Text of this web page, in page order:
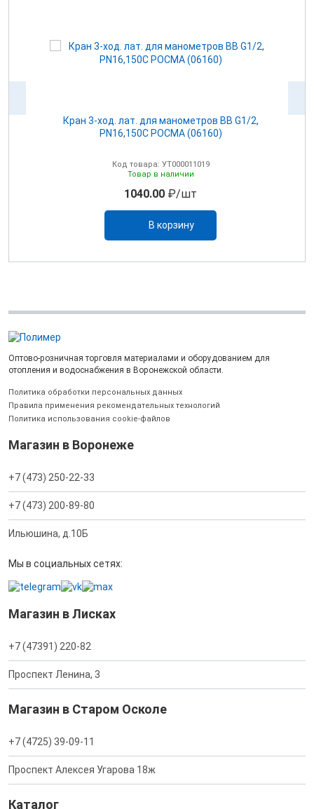
Кран 3-ход. лат. для манометров BB G1/2,
PN16,150C РОСМА (06160)
Код товара: УТ000011019
Товар в наличии
1040.00 ₽/шт
В корзину
Оптово-розничная торговля материалами и оборудованием для
отопления и водоснабжения в Воронежской области.
Политика обработки персональных данных
Правила применения рекомендательных технологий
Политика использования cookie-файлов
Магазин в Воронеже
+7 (473) 250-22-33
+7 (473) 200-89-80
Ильюшина, д.10Б
Мы в социальных сетях:
Магазин в Лисках
+7 (47391) 220-82
Проспект Ленина, 3
Магазин в Старом Осколе
+7 (4725) 39-09-11
Проспект Алексея Угарова 18ж
Каталог